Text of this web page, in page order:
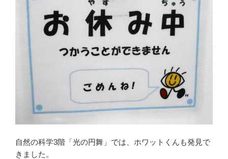
自然の科学3階「光の円舞」では、ホワットくんも発見で
きました。